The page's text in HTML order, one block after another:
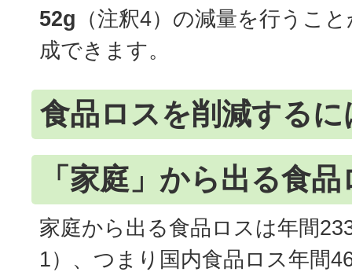
52g （注釈4）の減量を行うこ
成できます。
食品ロスを削減する
「家庭」から出る食品
家庭から出る食品ロスは年間
1）、つまり国内食品ロス年間